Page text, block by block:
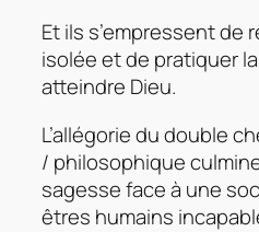
Et ils s’empressent de
isolée et de pratiquer
atteindre Dieu.
L’allégorie du double
/ philosophique
sagesse face à une
êtres humains